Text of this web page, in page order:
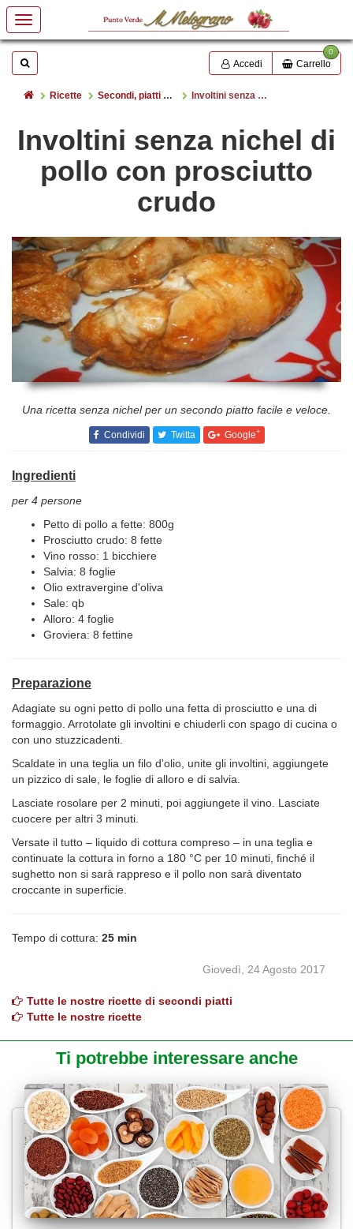
Cerca Accedi
0
Carrello
HomeRicette Secondi, piatti unici Involtini senza nichel di pollo con prosciutto crudo
Involtini senza nichel di
pollo con prosciutto
crudo
Una ricetta senza nichel per un secondo piatto facile e veloce.
Condividi Twitta Google+
Ingredienti
per 4 persone
Petto di pollo a fette: 800g
Prosciutto crudo: 8 fette
Vino rosso: 1 bicchiere
Salvia: 8 foglie
Olio extravergine d'oliva
Sale: qb
Alloro: 4 foglie
Groviera: 8 fettine
Preparazione
Adagiate su ogni petto di pollo una fetta di prosciutto e una di
formaggio. Arrotolate gli involtini e chiuderli con spago di cucina o
con uno stuzzicadenti.
Scaldate in una teglia un filo d'olio, unite gli involtini, aggiungete
un pizzico di sale, le foglie di alloro e di salvia.
Lasciate rosolare per 2 minuti, poi aggiungete il vino. Lasciate
cuocere per altri 3 minuti.
Versate il tutto – liquido di cottura compreso – in una teglia e
continuate la cottura in forno a 180 °C per 10 minuti, finché il
sughetto non si sarà rappreso e il pollo non sarà diventato
croccante in superficie.
Tempo di cottura: 25 min
Giovedì, 24 Agosto 2017
Tutte le nostre ricette di secondi piatti
Tutte le nostre ricette
Ti potrebbe interessare anche